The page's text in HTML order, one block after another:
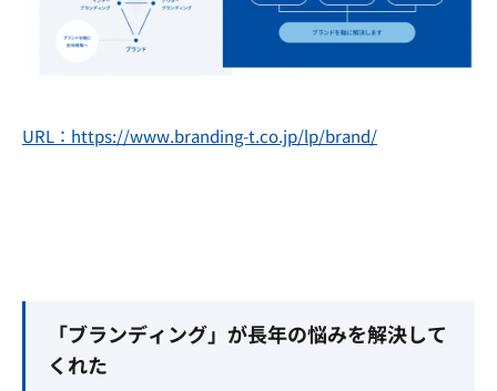
URL：https://www.branding-t.co.jp/lp/brand/
「ブランディング」が長年の悩みを解決して
くれた